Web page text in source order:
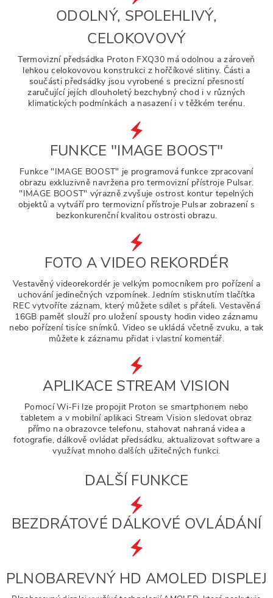
ODOLNÝ, SPOLEHLIVÝ,
CELOKOVOVÝ
Termovizní předsádka Proton FXQ30 má odolnou a zároveň
lehkou celokovovou konstrukci z hořčíkové slitiny. Části a
součásti předsádky jsou vyrobené s precizní přesností
zaručující jejích dlouholetý bezchybný chod i v různých
klimatických podmínkách a nasazení i v těžkém terénu.
FUNKCE "IMAGE BOOST"
Funkce "IMAGE BOOST" je programová funkce zpracovaní
obrazu exkluzivně navržena pro termovizní přístroje Pulsar.
"IMAGE BOOST" výrazně zvyšuje ostrost kontur tepelných
objektů a vytváří pro termovizní přístroje Pulsar zobrazení s
bezkonkurenční kvalitou ostrosti obrazu.
FOTO A VIDEO REKORDÉR
Vestavěný videorekordér je velkým pomocníkem pro pořízení a
uchování jedinečných vzpomínek. Jedním stisknutím tlačítka
REC vytvoříte záznam, který můžete sdílet s přáteli. Vestavěná
16GB paměť slouží pro uložení spousty hodin video záznamu
nebo pořízení tisíce snímků. Video se ukládá včetně zvuku, a tak
můžete k záznamu přidat i vlastní komentář.
APLIKACE STREAM VISION
Pomocí Wi-Fi lze propojit Proton se smartphonem nebo
tabletem a v mobilní aplikaci Stream Vision sledovat obraz
přímo na obrazovce telefonu, stahovat nahraná videa a
fotografie, dálkově ovládat předsádku, aktualizovat software a
využívat mnoho dalších užitečných funkci.
DALŠÍ FUNKCE
BEZDRÁTOVÉ DÁLKOVÉ OVLÁDÁNÍ
PLNOBAREVNÝ HD AMOLED DISPLEJ